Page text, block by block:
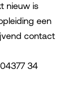
nieuw is
een
contact
34